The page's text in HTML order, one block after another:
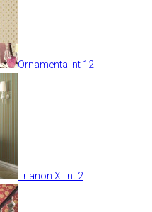
Ornamenta int 12
Trianon XI int 2